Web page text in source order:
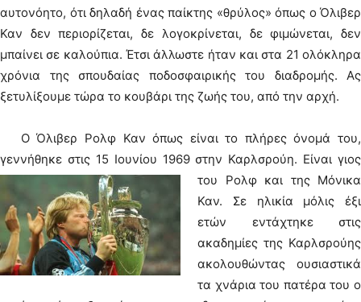
αυτονόητο, ότι δηλαδή ένας παίκτης «θρύλος» όπως ο Όλιβερ
Καν δεν περιορίζεται, δε λογοκρίνεται, δε φιμώνεται, δεν
μπαίνει σε καλούπια. Έτσι άλλωστε ήταν και στα 21 ολόκληρα
χρόνια της σπουδαίας ποδοσφαιρικής του διαδρομής. Ας
ξετυλίξουμε τώρα το κουβάρι της ζωής του, από την αρχή.
Ο Όλιβερ Ρολφ Καν όπως είναι το πλήρες όνομά του,
γεννήθηκε στις 15 Ιουνίου 1969 στην Καρλσρούη. Είναι γιος
του Ρολφ και της Μόνικα
Καν. Σε ηλικία μόλις έξι
ετών εντάχτηκε στις
ακαδημίες της Καρλσρούης
ακολουθώντας ουσιαστικά
τα χνάρια του πατέρα του ο